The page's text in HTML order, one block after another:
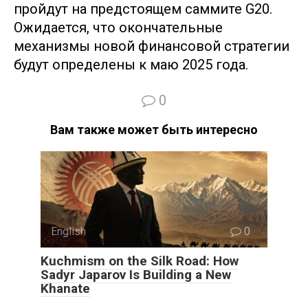
пройдут на предстоящем саммите G20.
Ожидается, что окончательные
механизмы новой финансовой стратегии
будут определены к маю 2025 года.
0
Вам также может быть интересно
English 0
Kuchmism on the Silk Road: How
Sadyr Japarov Is Building a New
Khanate